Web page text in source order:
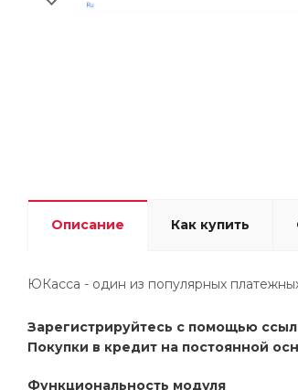
Описание Как купить
ЮКасса - один из популярных
Зарегистрируйтесь с помощью
Покупки в кредит на постоянной
Функциональность модуля